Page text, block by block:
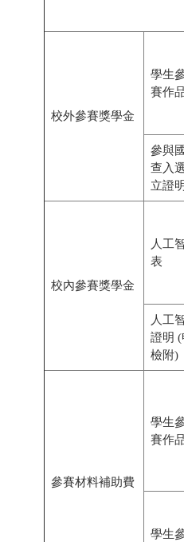
校外參賽獎學金
學生
賽作
參與
查入
立證
校內參賽獎學金
人工
表
人工
證明
檢附)
參賽材料補助費
學生
賽作
學生